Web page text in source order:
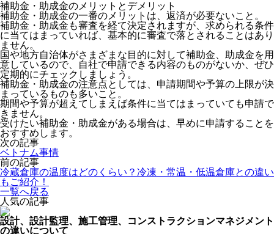
補助金・助成金のメリットとデメリット
補助金・助成金の一番のメリットは、返済が必要ないこと。
補助金・助成金も審査を経て決定されますが、求められる条件
に当てはまっていれば、基本的に審査で落とされることはあり
ません。
国や地方自治体がさまざまな目的に対して補助金、助成金を用
意しているので、自社で申請できる内容のものがないか、ぜひ
定期的にチェックしましょう。
補助金・助成金の注意点としては、申請期間や予算の上限が決
まっているものも多いこと。
期間や予算が超えてしまえば条件に当てはまっていても申請で
きません。
受けたい補助金・助成金がある場合は、早めに申請することを
おすすめします。
次の記事
ベトナム事情
前の記事
冷蔵倉庫の温度はどのくらい？冷凍・常温・低温倉庫との違い
もご紹介！
一覧へ戻る
人気の記事
設計、設計監理、施工管理、コンストラクションマネジメント
の違いについて